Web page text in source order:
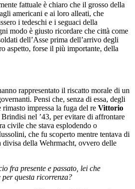
fattuale è chiaro che il grosso della
americani e ai loro alleati, che
i tedeschi e i seguaci della
modo è giusto ricordare che città come
dell’Asse prima dell’arrivo degli
aspetto, forse il più importante, della
rappresentato il riscatto morale di un
Pensi che, senza di essa, degli
impressa la fuga del re Vittorio
Brindisi nel ’43, per evitare di affrontare
civile che stava esplodendo o
che fu scoperto mentre tentava di
divisa della Wehrmacht, ovvero delle
fra presente e passato, lei che
per questa ricorrenza?